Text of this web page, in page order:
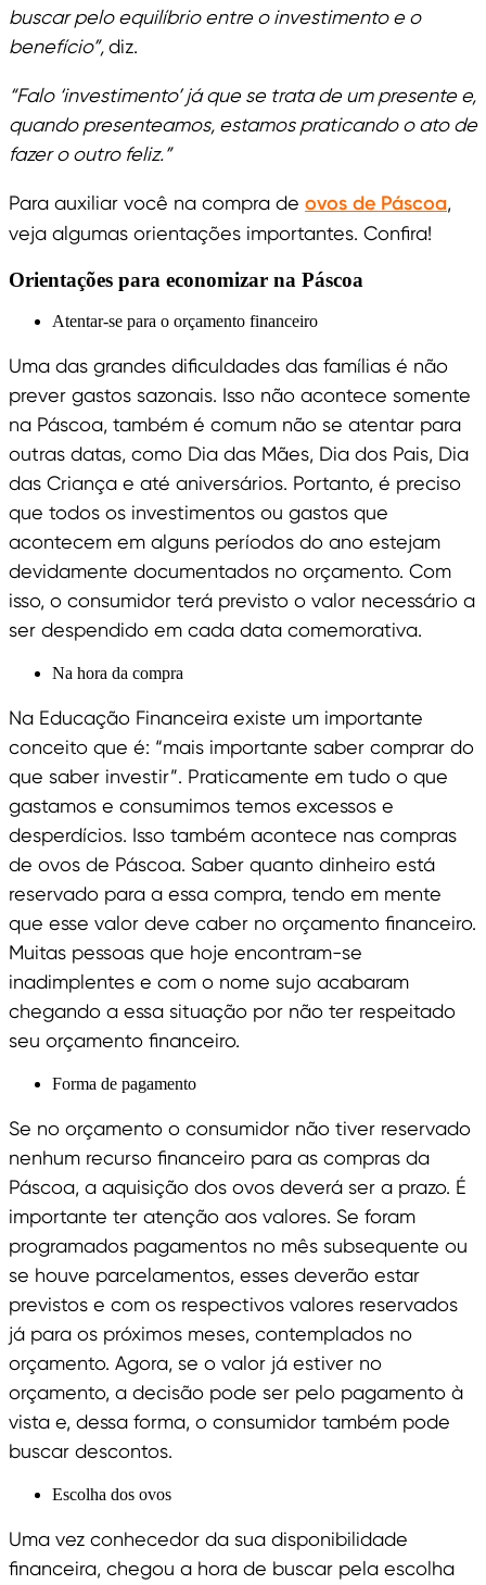
buscar pelo equilíbrio entre o investimento e o
benefício”,diz.
“Falo ‘investimento’ já que se trata de um presente e,
quando presenteamos, estamos praticando o ato de
fazer o outro feliz.”
Para auxiliar você na compra de ovos de Páscoa,
veja algumas orientações importantes. Confira!
Orientações para economizar na Páscoa
Atentar-se para o orçamento financeiro
Uma das grandes dificuldades das famílias é não
prever gastos sazonais. Isso não acontece somente
na Páscoa, também é comum não se atentar para
outras datas, como Dia das Mães, Dia dos Pais, Dia
das Criança e até aniversários. Portanto, é preciso
que todos os investimentos ou gastos que
acontecem em alguns períodos do ano estejam
devidamente documentados no orçamento. Com
isso, o consumidor terá previsto o valor necessário a
ser despendido em cada data comemorativa.
Na hora da compra
Na Educação Financeira existe um importante
conceito que é: “mais importante saber comprar do
que saber investir”. Praticamente em tudo o que
gastamos e consumimos temos excessos e
desperdícios. Isso também acontece nas compras
de ovos de Páscoa. Saber quanto dinheiro está
reservado para a essa compra, tendo em mente
que esse valor deve caber no orçamento financeiro.
Muitas pessoas que hoje encontram-se
inadimplentes e com o nome sujo acabaram
chegando a essa situação por não ter respeitado
seu orçamento financeiro.
Forma de pagamento
Se no orçamento o consumidor não tiver reservado
nenhum recurso financeiro para as compras da
Páscoa, a aquisição dos ovos deverá ser a prazo. É
importante ter atenção aos valores. Se foram
programados pagamentos no mês subsequente ou
se houve parcelamentos, esses deverão estar
previstos e com os respectivos valores reservados
já para os próximos meses, contemplados no
orçamento. Agora, se o valor já estiver no
orçamento, a decisão pode ser pelo pagamento à
vista e, dessa forma, o consumidor também pode
buscar descontos.
Escolha dos ovos
Uma vez conhecedor da sua disponibilidade
financeira, chegou a hora de buscar pela escolha